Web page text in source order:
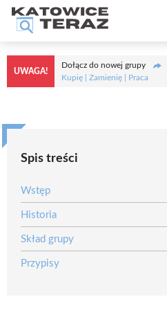
Przejdź
treści
UWAGA!
Dołącz do nowej grupy
Kupię | Zamienię | Praca
Spis treści
Wstęp
Historia
Skład grupy
Przypisy